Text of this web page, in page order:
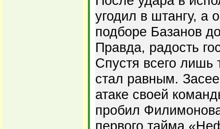
угодил в штангу, а
подборе Базанов
Правда, радость
Спустя всего лишь
стал равным.
атаке своей
пробил
первого тайма